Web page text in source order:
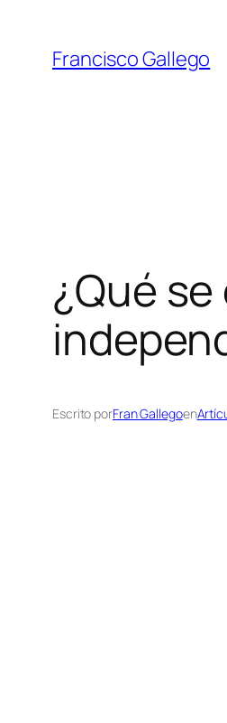
contenido
Francisco Gallego
¿Qué
Escrito porFran Gallegoen